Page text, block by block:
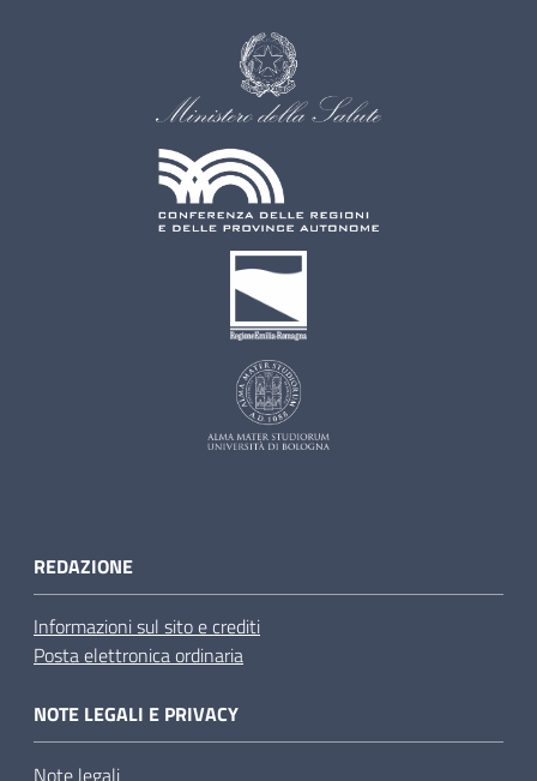
REDAZIONE
Informazioni sul sito e crediti
Posta elettronica ordinaria
NOTE LEGALI E PRIVACY
Note legali